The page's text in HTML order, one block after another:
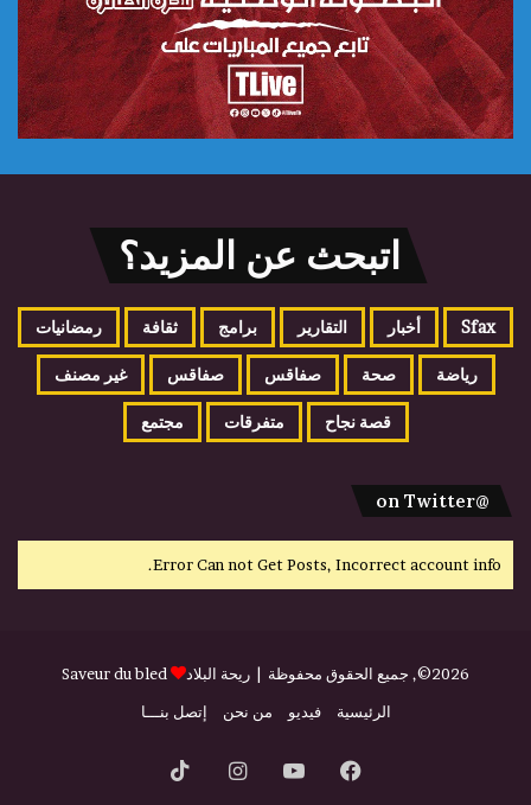
اتبحث عن المزيد؟
Sfax أخبار التقارير برامج ثقافة رمضانيات
رياضة صحة صفاقس صفاقس غير مصنف
قصة نجاح متفرقات مجتمع
@on Twitter
Error Can not Get Posts, Incorrect account info.
2026©, جميع الحقوق محفوظة | ريحة البلاد
Saveur du bled
الرئيسية
فيديو من نحن إتصل بنـــا
فيسبوك يوتيوب انستقرام